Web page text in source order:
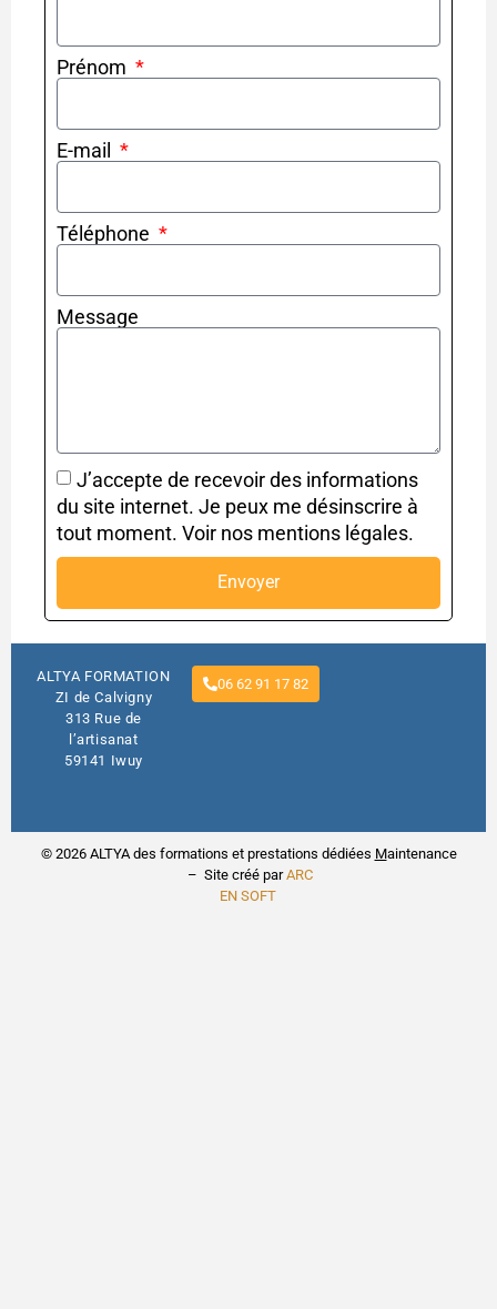
Prénom
E-mail
Téléphone
Message
J’accepte de recevoir des informations
du site internet. Je peux me désinscrire à
tout moment. Voir nos mentions légales.
Envoyer
ALTYA FORMATION
ZI de Calvigny
313 Rue de
l’artisanat
59141 Iwuy
06 62 91 17 82
© 2026 ALTYA des formations et prestations dédiées Maintenance
– Site créé parARC
EN SOFT